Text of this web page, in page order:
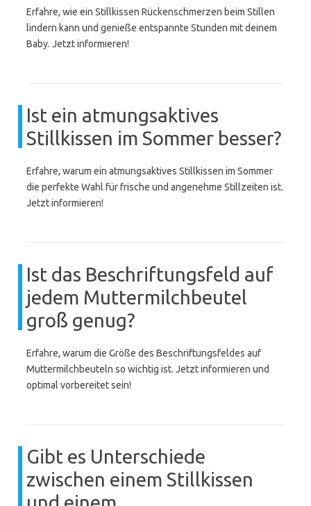
Erfahre, wie ein Stillkissen Rückenschmerzen beim Stillen
lindern kann und genieße entspannte Stunden mit deinem
Baby. Jetzt informieren!
Ist ein atmungsaktives
Stillkissen im Sommer besser?
Erfahre, warum ein atmungsaktives Stillkissen im Sommer
die perfekte Wahl für frische und angenehme Stillzeiten ist.
Jetzt informieren!
Ist das Beschriftungsfeld auf
jedem Muttermilchbeutel
groß genug?
Erfahre, warum die Größe des Beschriftungsfeldes auf
Muttermilchbeuteln so wichtig ist. Jetzt informieren und
optimal vorbereitet sein!
Gibt es Unterschiede
zwischen einem Stillkissen